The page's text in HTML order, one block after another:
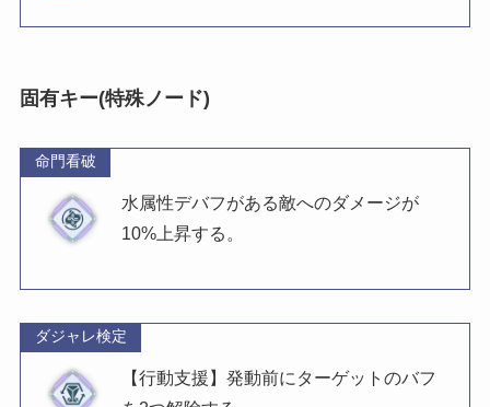
固有キー(特殊ノード)
命門看破
水属性デバフがある敵へのダメージが
10%上昇する。
ダジャレ検定
【行動支援】発動前にターゲットのバフ